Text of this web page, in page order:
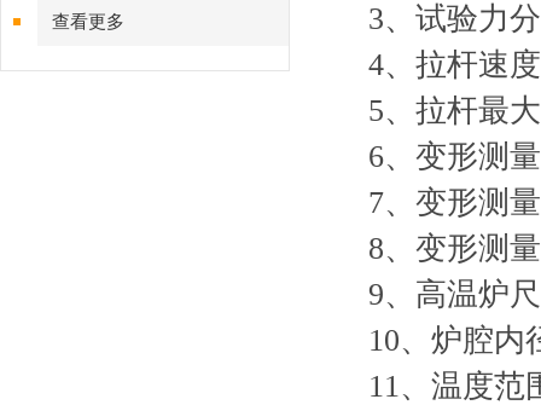
查看更多
3、试验力
4、拉杆速
5、拉杆最
6、变形测
7、变形测
8、变形测
9、高温炉
10、炉腔内
11、温度范